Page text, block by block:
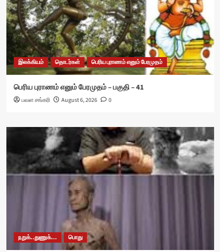
இலக்கியம் தொடர்கள் பெரிய புராணம் எனும் பேரமுதம்
பெரிய புராணம் எனும் பேரமுதம் – பகுதி – 41
பவள சங்கரி August 6, 2026 0
நறுக்..துணுக்... பொது